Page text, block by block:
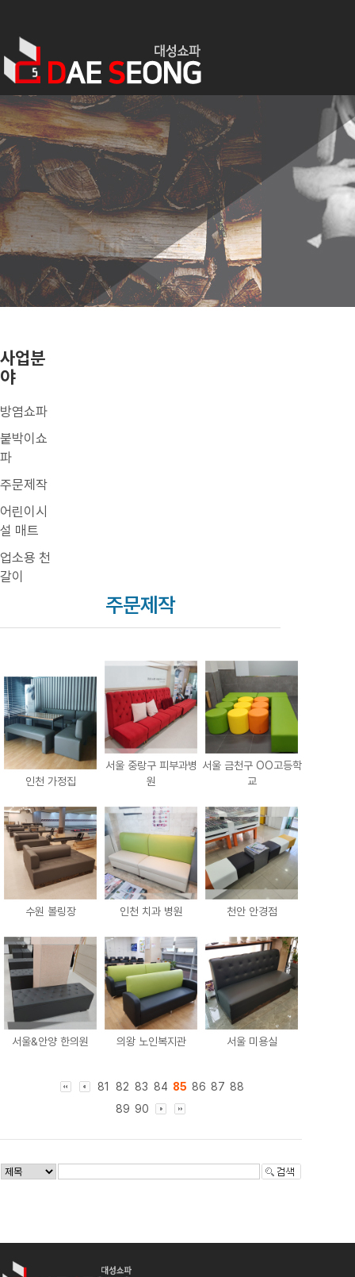
사업분
야
방염쇼파
붙박이쇼
파
주문제작
어린이시
설 매트
업소용 천
갈이
주문제작
인천 가정집
서울 중랑구 피부과병
원
서울 금천구 OO고등학
교
수원 볼링장 인천 치과 병원 천안 안경점
서울&안양 한의원 의왕 노인복지관 서울 미용실
81 82 83 84 85 86 87 88
89 90